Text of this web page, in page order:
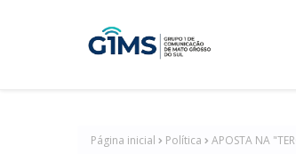
Página inicial Política APOSTA NA